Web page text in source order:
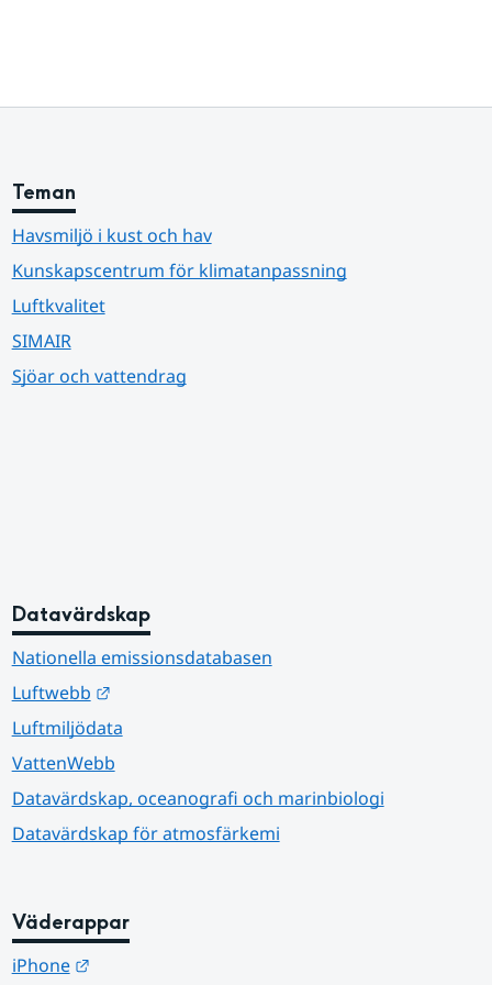
Teman
Havsmiljö i kust och hav
Kunskapscentrum för klimatanpassning
Luftkvalitet
SIMAIR
Sjöar och vattendrag
Datavärdskap
Nationella emissionsdatabasen
Luftwebb
Länk till annan webbplats.
Luftmiljödata
VattenWebb
Datavärdskap, oceanografi och marinbiologi
Datavärdskap för atmosfärkemi
Väderappar
iPhone Länk till annan webbplats.